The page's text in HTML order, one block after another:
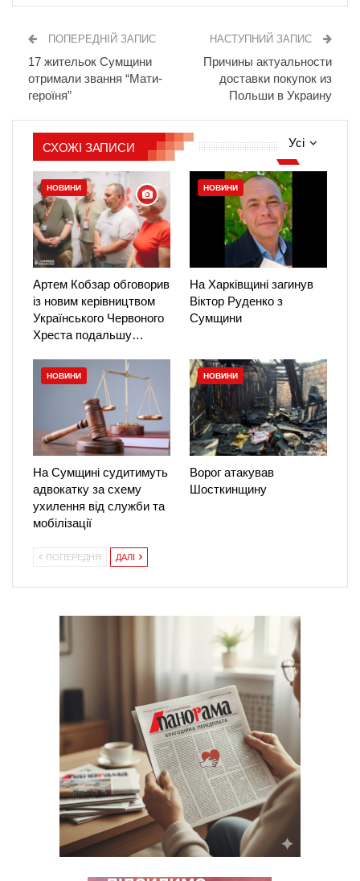
ПОПЕРЕДНІЙ ЗАПИС
17 жительок Сумщини
отримали звання “Мати-
героїня”
НАСТУПНИЙ ЗАПИС
Причины актуальности
доставки покупок из
Польши в Украину
Усі
СХОЖІ ЗАПИСИ
НОВИНИ
Артем Кобзар обговорив
із новим керівництвом
Українського Червоного
Хреста подальшу…
НОВИНИ
На Харківщині загинув
Віктор Руденко з
Сумщини
НОВИНИ
На Сумщині судитимуть
адвокатку за схему
ухилення від служби та
мобілізації
НОВИНИ
Ворог атакував
Шосткинщину
ПОПЕРЕДНЯ ДАЛІ